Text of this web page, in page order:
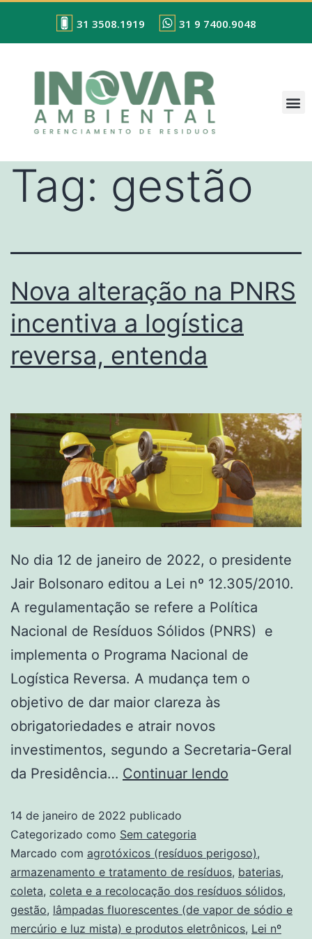
31 3508.1919 31 9 7400.9048
Tag: gestão
Nova alteração na PNRS
incentiva a logística
reversa, entenda
No dia 12 de janeiro de 2022, o presidente
Jair Bolsonaro editou a Lei nº 12.305/2010.
A regulamentação se refere a Política
Nacional de Resíduos Sólidos (PNRS) e
implementa o Programa Nacional de
Logística Reversa. A mudança tem o
objetivo de dar maior clareza às
obrigatoriedades e atrair novos
investimentos, segundo a Secretaria-Geral
da Presidência… Continuar lendo
14 de janeiro de 2022 publicado
Categorizado como Sem categoria
Marcado com agrotóxicos (resíduos perigoso),
armazenamento e tratamento de resíduos, baterias,
coleta, coleta e a recolocação dos resíduos sólidos,
gestão, lâmpadas fluorescentes (de vapor de sódio e
mercúrio e luz mista) e produtos eletrônicos, Lei nº